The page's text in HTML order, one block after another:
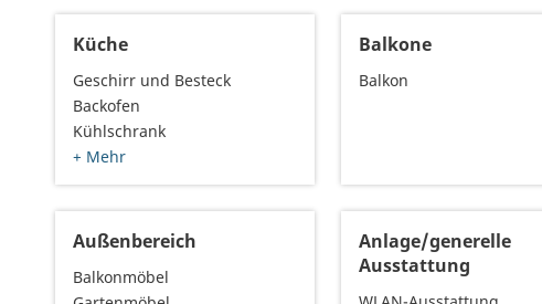
Küche
Geschirr und Besteck
Backofen
Kühlschrank
+ Mehr
Balkone
Balkon
Außenbereich
Balkonmöbel
Anlage/generelle
Ausstattung